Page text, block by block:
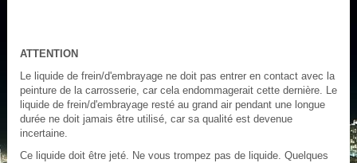
ATTENTION
Le liquide de frein/d'embrayage ne doit pas entrer en contact avec la
peinture de la carrosserie, car cela endommagerait cette dernière. Le
liquide de frein/d'embrayage resté au grand air pendant une longue
durée ne doit jamais être utilisé, car sa qualité est devenue
incertaine.
Ce liquide doit être jeté. Ne vous trompez pas de liquide. Quelques